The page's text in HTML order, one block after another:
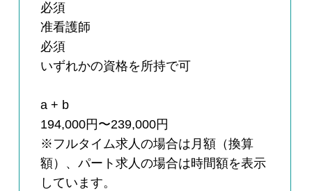
必須
准看護師
必須
いずれかの資格を所持で可
a + b
194,000円〜239,000円
※フルタイム求人の場合は月額（換算
額）、パート求人の場合は時間額を表示
しています。